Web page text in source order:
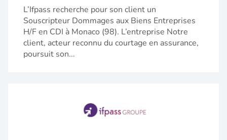
L’Ifpass recherche pour son client un
Souscripteur Dommages aux Biens Entreprises
H/F en CDI à Monaco (98). L’entreprise Notre
client, acteur reconnu du courtage en assurance,
poursuit son...